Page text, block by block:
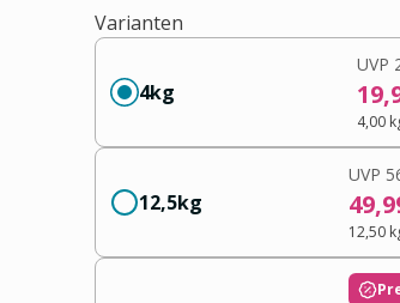
Varianten
4kg
UVP
4,00
12,5kg
UVP
12,50